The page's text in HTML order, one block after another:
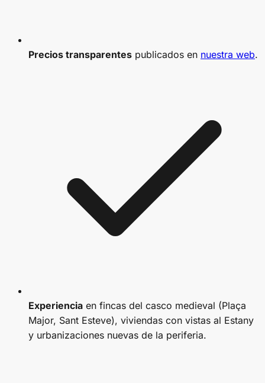
Precios transparentes publicados en nuestra web.
Experiencia en fincas del casco medieval (Plaça
Major, Sant Esteve), viviendas con vistas al Estany
y urbanizaciones nuevas de la periferia.